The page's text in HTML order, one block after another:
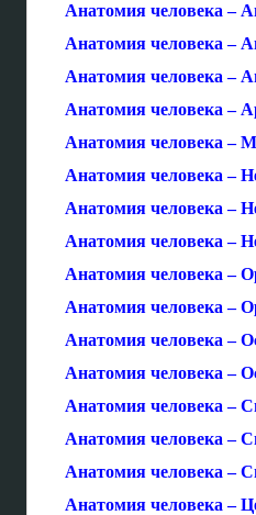
Анатомия человека –
Анатомия человека –
Анатомия человека –
Анатомия человека –
Анатомия человека –
Анатомия человека –
Анатомия человека –
Анатомия человека –
Анатомия человека –
Анатомия человека –
Анатомия человека –
Анатомия человека –
Анатомия человека –
Анатомия человека –
Анатомия человека –
Анатомия человека –